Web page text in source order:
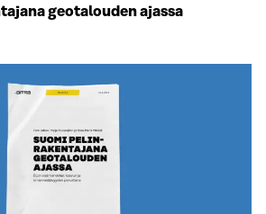
geotalouden ajassa